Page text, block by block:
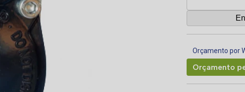
Orçamento por
Orçamento